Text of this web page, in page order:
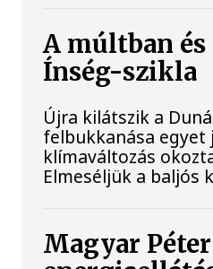
A múltban
Ínség-szikla
Újra kilátszik a
felbukkanása egyet
klímaváltozás
Elmeséljük a
Magyar